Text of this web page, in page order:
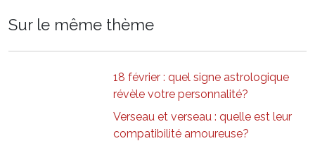
Sur le même thème
18 février : quel signe astrologique
révèle votre personnalité?
Verseau et verseau : quelle est leur
compatibilité amoureuse?